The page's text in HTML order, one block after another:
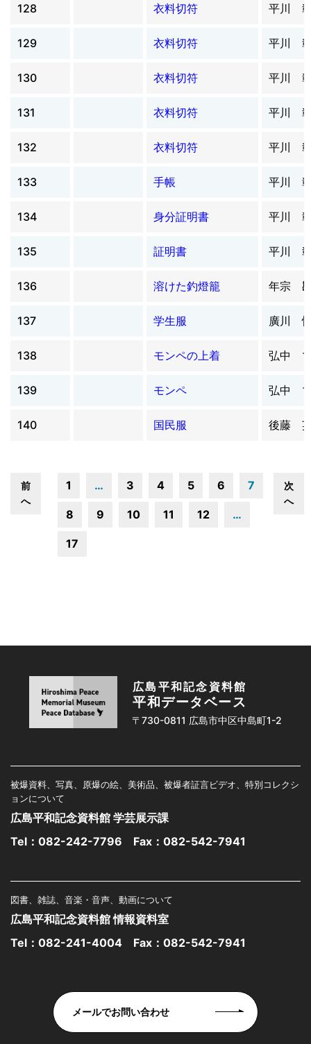
128 衣料切符 平川
129 衣料切符 平川
130 衣料切符 平川
131 衣料切符 平川
132 衣料切符 平川
133 手帳 平川
134 身分証明書 平川
135 証明書 平川
136 溶けた釣燈籠 年宗
137 学生服 廣川
138 モンペの上着 弘中
139 モンペ 弘中
140 国民服 後藤
前
へ
1 … 3 4 5 6 7
8 9 10 11 12 …
17
次
へ
広島平和記念資料館
平和データベース
〒730-0811 広島市中区中島町1-2
被爆資料、写真、原爆の絵、美術品、被爆者証言ビデオ、特別コレクシ
ョンについて
広島平和記念資料館 学芸展示課
Tel： 082-242-7796 Fax：082-542-7941
図書、雑誌、音楽・音声、動画について
広島平和記念資料館 情報資料室
Tel： 082-241-4004 Fax：082-542-7941
メールでお問い合わせ